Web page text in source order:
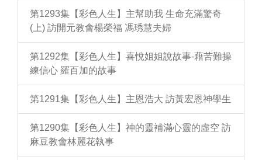
第1293集【彩色人生】主幫助我 生命充滿驚奇
(上) 訪開元教會楊榮福 馮琇慧夫婦
第1292集【彩色人生】喜悅姐姐說故事-藉苦難操
練信心 羅百加的故事
第1291集【彩色人生】主恩浩大 訪黃宏恩神學生
第1290集【彩色人生】神的靈補滿心靈的虛空 訪
麻豆教會林麗花執事